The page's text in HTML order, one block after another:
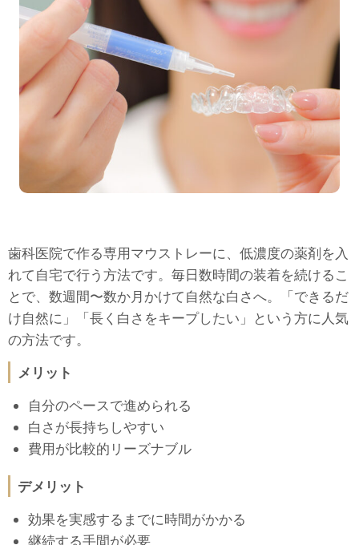
歯科医院で作る専用マウストレーに、低濃度の薬剤を入
れて自宅で行う方法です。毎日数時間の装着を続けるこ
とで、数週間〜数か月かけて自然な白さへ。「できるだ
け自然に」「長く白さをキープしたい」という方に人気
の方法です。
メリット
自分のペースで進められる
白さが長持ちしやすい
費用が比較的リーズナブル
デメリット
効果を実感するまでに時間がかかる
継続する手間が必要